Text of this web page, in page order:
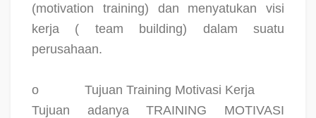
(motivation training) dan menyatukan visi
kerja ( team building) dalam suatu
perusahaan.
o
Tujuan Training Motivasi Kerja
Tujuan adanya TRAINING MOTIVASI